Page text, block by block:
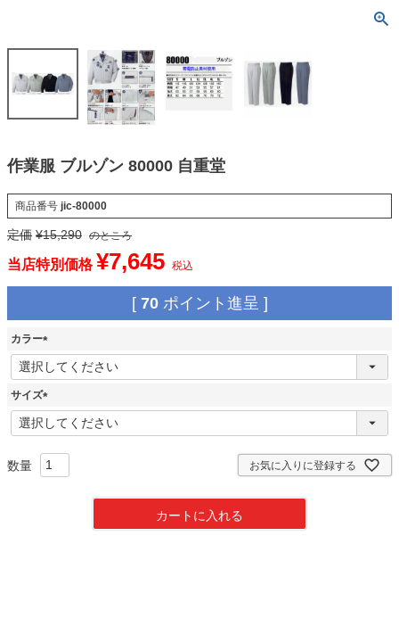
作業服 ブルゾン 80000 自重堂
商品番号 jic-80000
定価 ¥15,290 のところ
当店特別価格 ¥7,645 税込
[ 70 ポイント進呈 ]
カラー
(
必
須
サイズ
(
必
お気に入りに登録する
カートに入れる